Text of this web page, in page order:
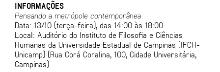
INFORMAÇÕES
Pensando a metrópole contemporânea
Data: 13/10 (terça-feira), das 14:00 às 18:00
Local: Auditório do Instituto de Filosofia e Ciências
Humanas da Universidade Estadual de Campinas (IFCH-
Unicamp) (Rua Corá Coralina, 100, Cidade Universitária,
Campinas)